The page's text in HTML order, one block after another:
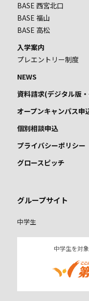
BASE 西宮北口
BASE 福山
BASE 高松
入学案内
プレエントリー制度
NEWS
資料請求(デジタル版
オープンキャンパス申
個別相談申込
プライバシーポリシー
グロースピッチ
グループサイト
中学生
中学生を対